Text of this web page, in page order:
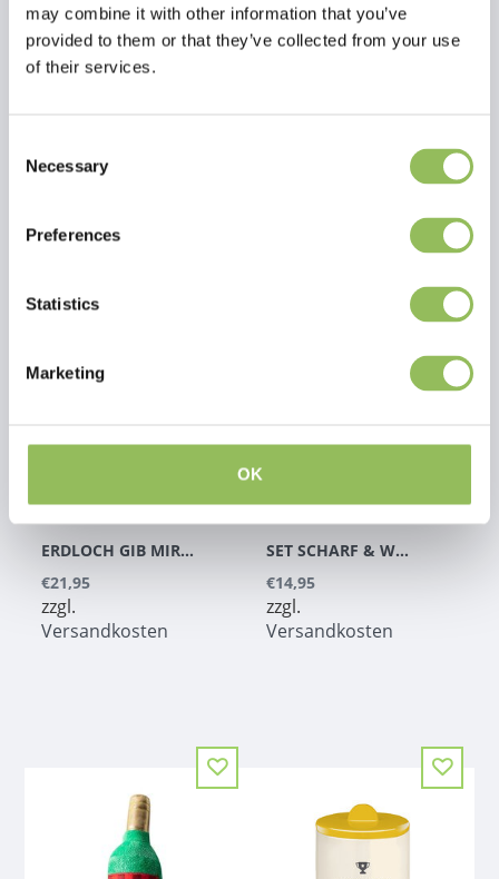
may combine it with other information that you’ve
provided to them or that they’ve collected from your use
of their services.
Selection
Necessary
Preferences
Statistics
Marketing
OK
Versandkosten
ERDLOCH GIB MIR ZUCKER | VERSTECKEN
€21,95
zzgl.
Versandkosten
SET SCHARF & WÜRZIG
€14,95
zzgl.
Versandkosten